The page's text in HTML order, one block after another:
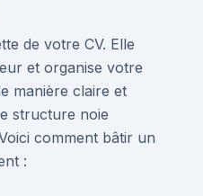
de votre CV. Elle
et organise votre
manière claire et
structure noie
comment bâtir un
: